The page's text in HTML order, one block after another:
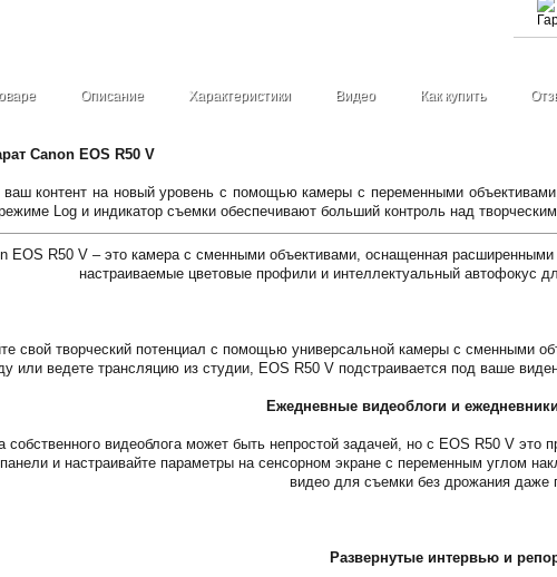
Описание Характеристики Видео Как купить
Canon EOS R50 V
ваш контент на новый уровень с помощью камеры с переменными
Log и индикатор съемки обеспечивают больший контроль над
EOS R50 V – это камера с сменными объективами, оснащенная
настраиваемые цветовые профили и интеллектуальный автофокус
свой творческий потенциал с помощью универсальной камеры с сменными
или ведете трансляцию из студии, EOS R50 V подстраивается под ваше
Ежедневные видеоблоги и
собственного видеоблога может быть непростой задачей, но с EOS R50 V
и настраивайте параметры на сенсорном экране с переменным углом
видео для съемки без дрожания даже
Развернутые интервью и